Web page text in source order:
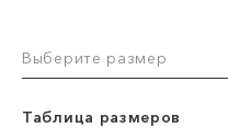
Выберите размер
Таблица размеров